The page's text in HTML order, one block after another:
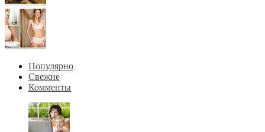
Популярно
Свежие
Комменты